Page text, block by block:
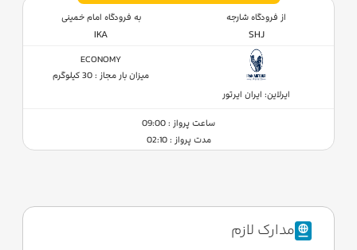
از فرودگاه شارجه
SHJ
به فرودگاه امام خمینی
IKA
ایرلاین: ایران ایرتور
ECONOMY
میزان بار مجاز : 30 کیلوگرم
ساعت پرواز : 09:00
مدت پرواز : 02:10
مدارک لازم